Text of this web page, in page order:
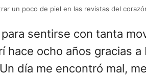
un poco de piel en las revistas del
sentirse con tanta
hace ocho años gracias a
día me encontró mal,